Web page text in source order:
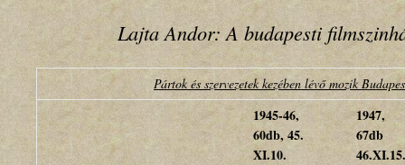
Lajta Andor: A budapesti
Pártok és szervezetek kezében lévő mozik
1945-46,
60db, 45.
XI.10.
1947,
67db
46.XI.15.